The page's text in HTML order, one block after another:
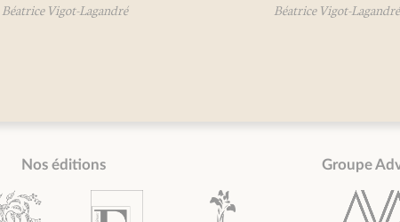
Béatrice Vigot-Lagandré Béatrice Vigot-Lagandré
Nos éditions Groupe